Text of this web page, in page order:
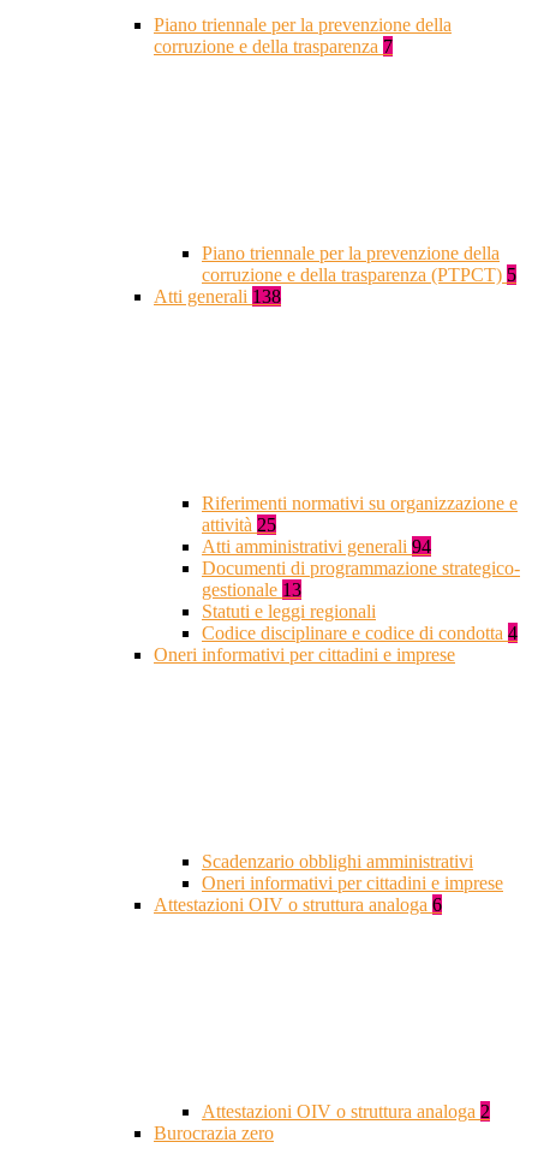
Piano triennale per la prevenzione della
corruzione e della trasparenza 7
Piano triennale per la prevenzione della
corruzione e della trasparenza (PTPCT) 5
Atti generali 138
Riferimenti normativi su organizzazione e
attività 25
Atti amministrativi generali 94
Documenti di programmazione strategico-
gestionale 13
Statuti e leggi regionali
Codice disciplinare e codice di condotta 4
Oneri informativi per cittadini e imprese
Scadenzario obblighi amministrativi
Oneri informativi per cittadini e imprese
Attestazioni OIV o struttura analoga 6
Attestazioni OIV o struttura analoga 2
Burocrazia zero